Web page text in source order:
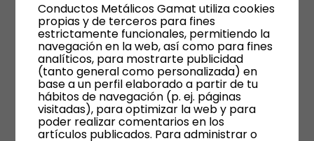
Conductos Metálicos Gamat utiliza cookies
propias y de terceros para fines
estrictamente funcionales, permitiendo la
navegación en la web, así como para fines
analíticos, para mostrarte publicidad
(tanto general como personalizada) en
base a un perfil elaborado a partir de tu
hábitos de navegación (p. ej. páginas
visitadas), para optimizar la web y para
poder realizar comentarios en los
artículos publicados. Para administrar o